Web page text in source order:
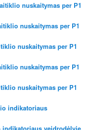
nuskaitymas per P1
nuskaitymas per P1
nuskaitymas per P1
nuskaitymas per P1
nuskaitymas per P1
indikatoriaus